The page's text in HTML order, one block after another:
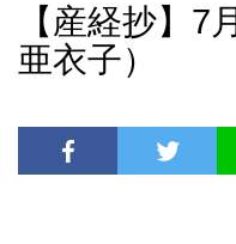
【産経抄】7
亜衣子）